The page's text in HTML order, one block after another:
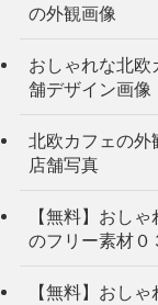
の外観画像
おしゃれな北
舗デザイン画像
北欧カフェの外
店舗写真
【無料】おし
のフリー素材０
【無料】おし